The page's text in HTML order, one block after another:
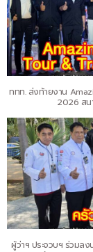
ททท. ส่งท้ายงาน
2026 สน
ผู้ว่าฯ ประจวบฯ ร่วมล